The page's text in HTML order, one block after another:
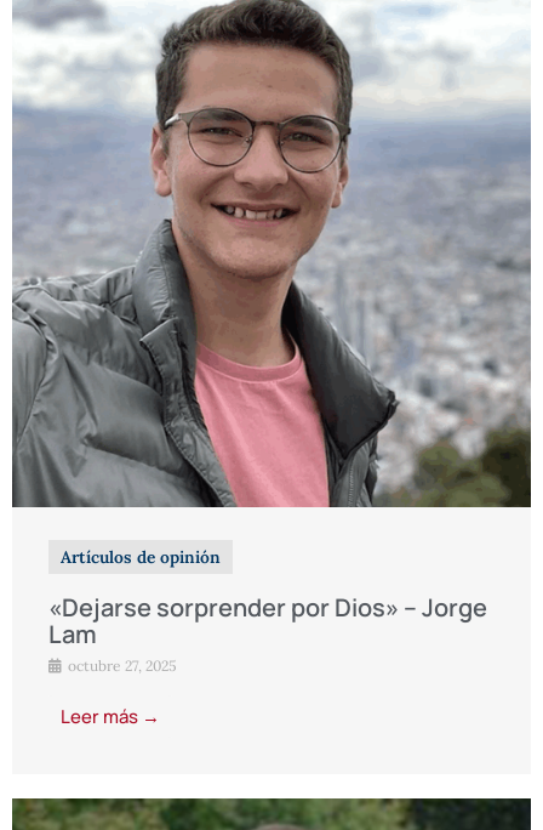
Artículos de opinión
«Dejarse sorprender por Dios» – Jorge
Lam
octubre 27, 2025
Leer más →